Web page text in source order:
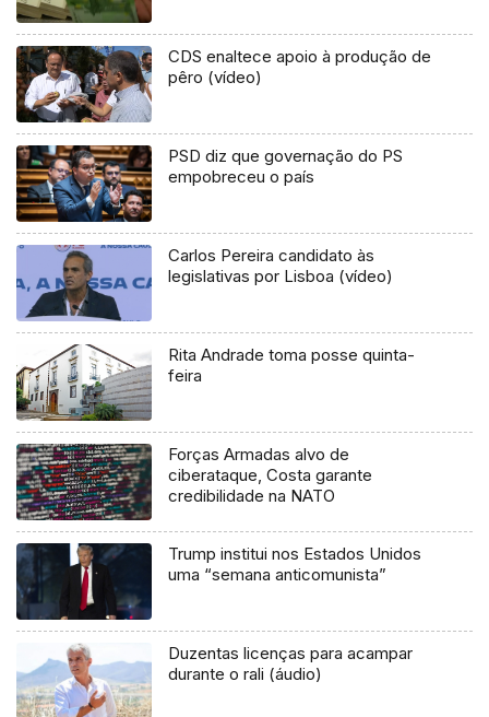
CDS enaltece apoio à produção de
pêro (vídeo)
PSD diz que governação do PS
empobreceu o país
Carlos Pereira candidato às
legislativas por Lisboa (vídeo)
Rita Andrade toma posse quinta-
feira
Forças Armadas alvo de
ciberataque, Costa garante
credibilidade na NATO
Trump institui nos Estados Unidos
uma “semana anticomunista”
Duzentas licenças para acampar
durante o rali (áudio)